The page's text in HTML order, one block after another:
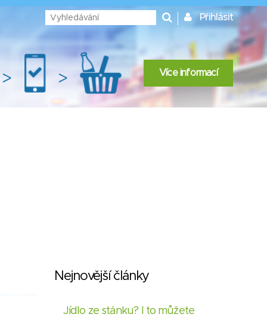
Přihlásit
> > Více informací
Nejnovější články
Jídlo ze stánku? I to můžete